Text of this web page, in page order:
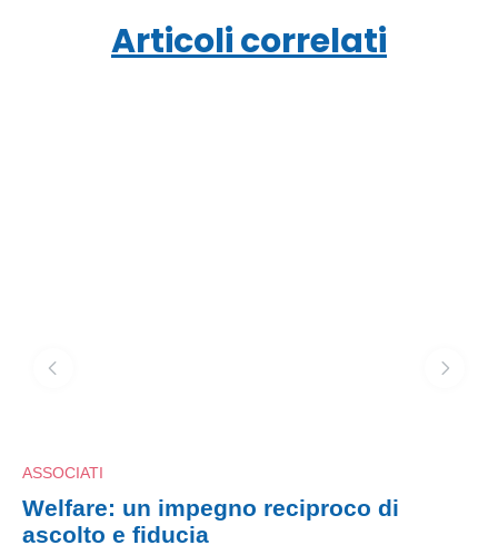
Articoli correlati
ASSOCIATI
Welfare: un impegno reciproco di
ascolto e fiducia